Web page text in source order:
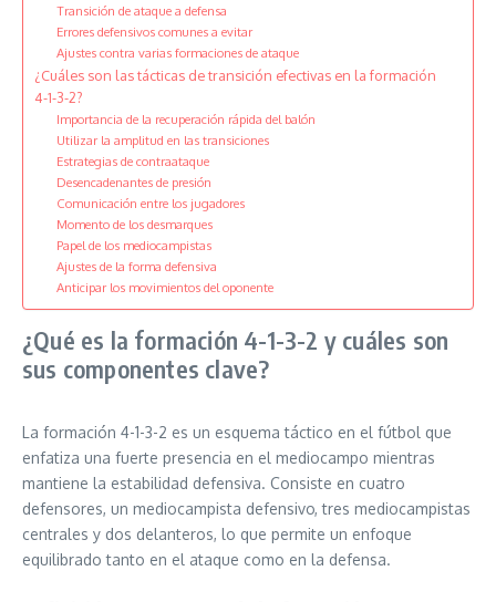
Transición de ataque a defensa
Errores defensivos comunes a evitar
Ajustes contra varias formaciones de ataque
¿Cuáles son las tácticas de transición efectivas en la formación
4-1-3-2?
Importancia de la recuperación rápida del balón
Utilizar la amplitud en las transiciones
Estrategias de contraataque
Desencadenantes de presión
Comunicación entre los jugadores
Momento de los desmarques
Papel de los mediocampistas
Ajustes de la forma defensiva
Anticipar los movimientos del oponente
¿Qué es la formación 4-1-3-2 y cuáles son
sus componentes clave?
La formación 4-1-3-2 es un esquema táctico en el fútbol que
enfatiza una fuerte presencia en el mediocampo mientras
mantiene la estabilidad defensiva. Consiste en cuatro
defensores, un mediocampista defensivo, tres mediocampistas
centrales y dos delanteros, lo que permite un enfoque
equilibrado tanto en el ataque como en la defensa.